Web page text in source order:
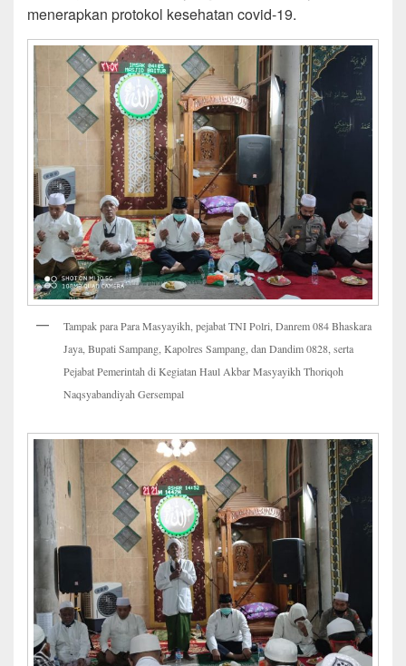
menerapkan protokol kesehatan covid-19.
Tampak para Para Masyayikh, pejabat TNI Polri, Danrem 084 Bhaskara
Jaya, Bupati Sampang, Kapolres Sampang, dan Dandim 0828, serta
Pejabat Pemerintah di Kegiatan Haul Akbar Masyayikh Thoriqoh
Naqsyabandiyah Gersempal